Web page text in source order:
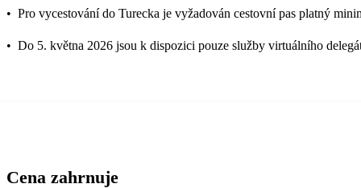
• Pro vycestování do Turecka je vyžadován cestovní pas platný
• Do 5. května 2026 jsou k dispozici pouze služby virtuálního
Cena zahrnuje